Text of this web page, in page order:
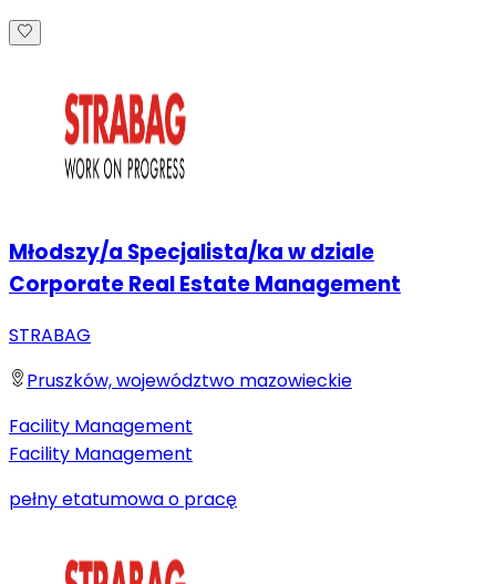
Młodszy/a Specjalista/ka w dziale
Corporate Real Estate Management
STRABAG
Pruszków, województwo mazowieckie
Facility Management
Facility Management
pełny etatumowa o pracę